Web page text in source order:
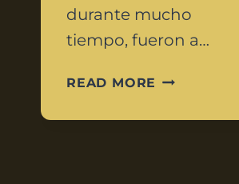
durante mucho
tiempo, fueron a…
READ MORE